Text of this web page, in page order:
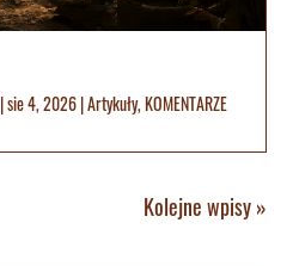
|sie 4, 2026|Artykuły,KOMENTARZE
Kolejne wpisy »